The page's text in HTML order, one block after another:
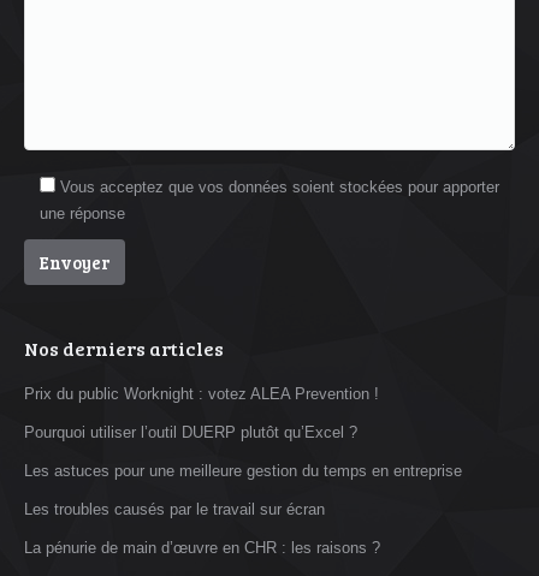
Vous acceptez que vos données soient stockées pour apporter
une réponse
Nos derniers articles
Prix du public Worknight : votez ALEA Prevention !
Pourquoi utiliser l’outil DUERP plutôt qu’Excel ?
Les astuces pour une meilleure gestion du temps en entreprise
Les troubles causés par le travail sur écran
La pénurie de main d’œuvre en CHR : les raisons ?